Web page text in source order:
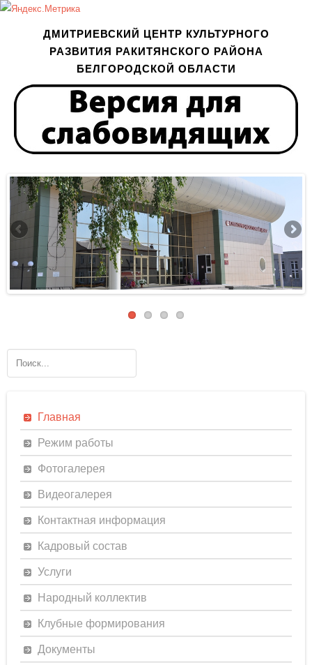
ДМИТРИЕВСКИЙ ЦЕНТР КУЛЬТУРНОГО
РАЗВИТИЯ РАКИТЯНСКОГО РАЙОНА
БЕЛГОРОДСКОЙ ОБЛАСТИ
Главная
Режим работы
Фотогалерея
Видеогалерея
Контактная информация
Кадровый состав
Услуги
Народный коллектив
Клубные формирования
Документы